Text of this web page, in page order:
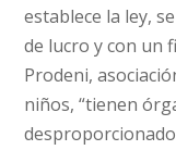
establece la ley,
de lucro y con un
Prodeni,
niños, “tienen